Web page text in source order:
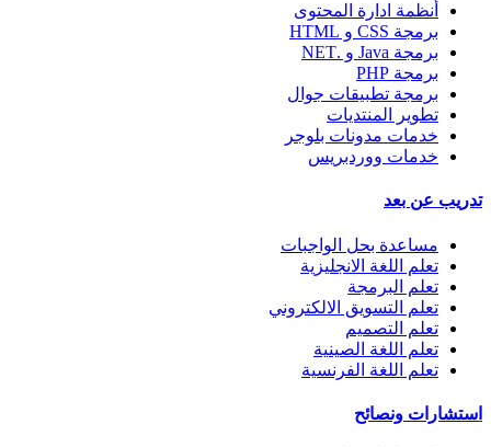
أنظمة ادارة المحتوى
برمجة CSS و HTML
برمجة Java و .NET
برمجة PHP
برمجة تطبيقات جوال
تطوير المنتديات
خدمات مدونات بلوجر
خدمات ووردبريس
تدريب عن بعد
مساعدة بحل الواجبات
تعلم اللغة الانجليزية
تعلم البرمجة
تعلم التسويق الالكتروني
تعلم التصميم
تعلم اللغة الصينية
تعلم اللغة الفرنسية
استشارات ونصائح